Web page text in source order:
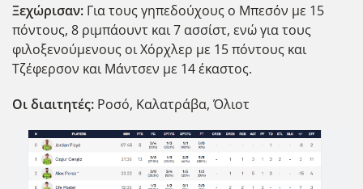
Ξεχώρισαν: Για τους γηπεδούχους ο Μπεσόν με 15
πόντους, 8 ριμπάουντ και 7 ασσίστ, ενώ για τους
φιλοξενούμενους οι Χόρχλερ με 15 πόντους και
Τζέφερσον και Μάντσεν με 14 έκαστος.
Οι διαιτητές: Ροσό, Καλατράβα, Όλιοτ